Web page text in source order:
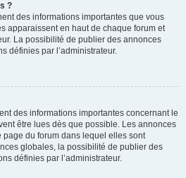
?
des informations importantes que vous
apparaissent en haut de chaque forum et
La possibilité de publier des annonces
définies par l’administrateur.
des informations importantes concernant le
être lues dès que possible. Les annonces
du forum dans lequel elles sont
globales, la possibilité de publier des
définies par l’administrateur.